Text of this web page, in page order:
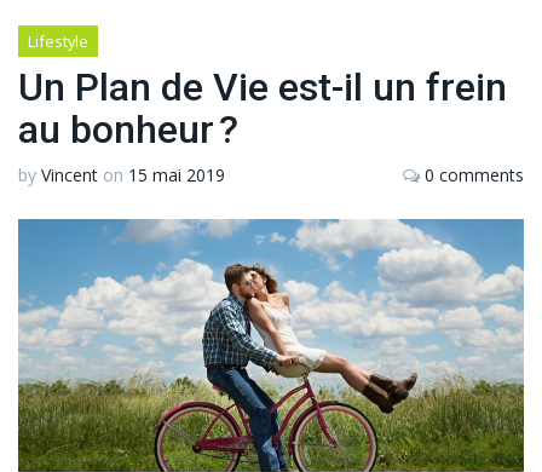
Lifestyle
Un Plan de Vie est-il un frein
au bonheur ?
by Vincent on 15 mai 2019 0 comments